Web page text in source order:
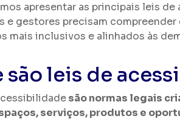
apresentar as principais leis
e gestores precisam
mais inclusivos e alinhados às
são leis de
são normas legais
serviços, produtos e